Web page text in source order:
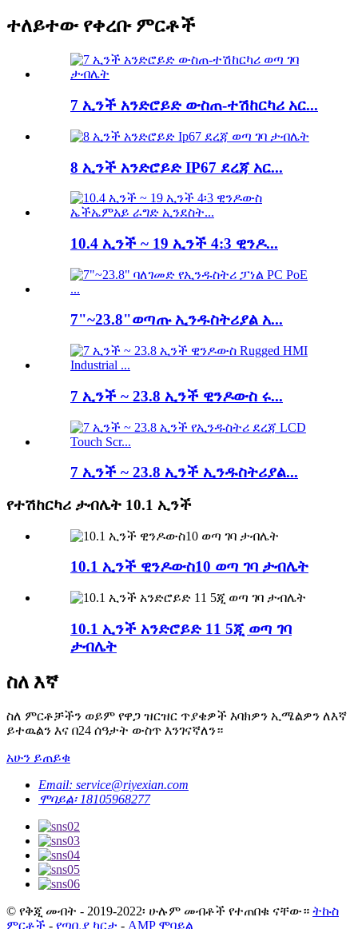
ተለይተው የቀረቡ ምርቶች
7 ኢንች አንድሮይድ ውስጠ-ተሽከርካሪ አር...
8 ኢንች አንድሮይድ IP67 ደረጃ አር...
10.4 ኢንች ~ 19 ኢንች 4:3 ዊንዶ...
7"~23.8"ወጣጡ ኢንዱስትሪያል አ...
7 ኢንች ~ 23.8 ኢንች ዊንዶውስ ሩ...
7 ኢንች ~ 23.8 ኢንች ኢንዱስትሪያል...
የተሽከርካሪ ታብሌት 10.1 ኢንች
10.1 ኢንች ዊንዶውስ10 ወጣ ገባ ታብሌት
10.1 ኢንች አንድሮይድ 11 5ጂ ወጣ ገባ
ታብሌት
ስለ እኛ
ስለ ምርቶቻችን ወይም የዋጋ ዝርዝር ጥያቄዎች እባክዎን ኢሜልዎን ለእኛ
ይተዉልን እና በ24 ሰዓታት ውስጥ እንገናኛለን።
አሁን ይጠይቁ
Email: service@riyexian.com
ሞባይል፡ 18105968277
© የቅጂ መብት - 2019-2022፡ ሁሉም መብቶች የተጠበቁ ናቸው። ትኩስ
ምርቶች - የጣቢያ ካርታ - AMP ሞባይል